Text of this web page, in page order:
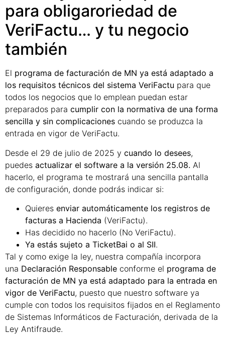
para obligaroriedad de
VeriFactu… y tu negocio
también
El programa de facturación de MN ya está adaptado a
los requisitos técnicos del sistema VeriFactu para que
todos los negocios que lo emplean puedan estar
preparados para cumplir con la normativa de una forma
sencilla y sin complicaciones cuando se produzca la
entrada en vigor de VeriFactu.
Desde el 29 de julio de 2025 y cuando lo desees,
puedes actualizar el software a la versión 25.08. Al
hacerlo, el programa te mostrará una sencilla pantalla
de configuración, donde podrás indicar si:
Quieres enviar automáticamente los registros de
facturas a Hacienda (VeriFactu).
Has decidido no hacerlo (No VeriFactu).
Ya estás sujeto a TicketBai o al SII.
Tal y como exige la ley, nuestra compañía incorpora
una Declaración Responsable conforme el programa de
facturación de MN ya está adaptado para la entrada en
vigor de VeriFactu, puesto que nuestro software ya
cumple con todos los requisitos fijados en el Reglamento
de Sistemas Informáticos de Facturación, derivada de la
Ley Antifraude.